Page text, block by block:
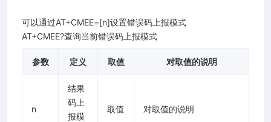
可以通过AT+CMEE=[n]设置错误码上报模式
AT+CMEE?查询当前错误码上报模式
参数 定义 取值 对取值的说明
n
结果
码上
报模
取值 对取值的说明